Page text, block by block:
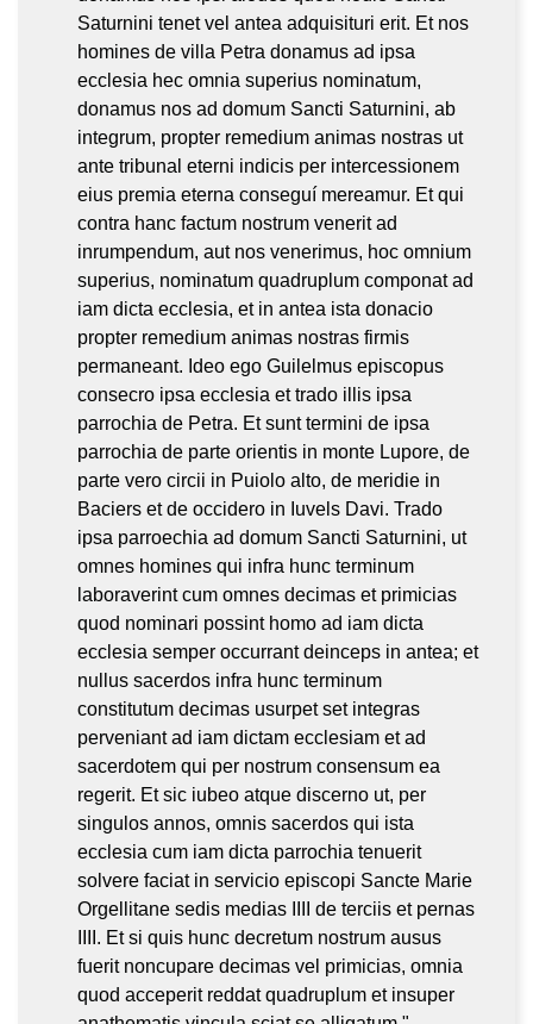
Saturnini tenet vel antea adquisituri erit. Et nos
homines de villa Petra donamus ad ipsa
ecclesia hec omnia superius nominatum,
donamus nos ad domum Sancti Saturnini, ab
integrum, propter remedium animas nostras ut
ante tribunal eterni indicis per intercessionem
eius premia eterna conseguí mereamur. Et qui
contra hanc factum nostrum venerit ad
inrumpendum, aut nos venerimus, hoc omnium
superius, nominatum quadruplum componat ad
iam dicta ecclesia, et in antea ista donacio
propter remedium animas nostras firmis
permaneant. Ideo ego Guilelmus episcopus
consecro ipsa ecclesia et trado illis ipsa
parrochia de Petra. Et sunt termini de ipsa
parrochia de parte orientis in monte Lupore, de
parte vero circii in Puiolo alto, de meridie in
Baciers et de occidero in Iuvels Davi. Trado
ipsa parroechia ad domum Sancti Saturnini, ut
omnes homines qui infra hunc terminum
laboraverint cum omnes decimas et primicias
quod nominari possint homo ad iam dicta
ecclesia semper occurrant deinceps in antea; et
nullus sacerdos infra hunc terminum
constitutum decimas usurpet set integras
perveniant ad iam dictam ecclesiam et ad
sacerdotem qui per nostrum consensum ea
regerit. Et sic iubeo atque discerno ut, per
singulos annos, omnis sacerdos qui ista
ecclesia cum iam dicta parrochia tenuerit
solvere faciat in servicio episcopi Sancte Marie
Orgellitane sedis medias IIII de terciis et pernas
IIII. Et si quis hunc decretum nostrum ausus
fuerit noncupare decimas vel primicias, omnia
quod acceperit reddat quadruplum et insuper